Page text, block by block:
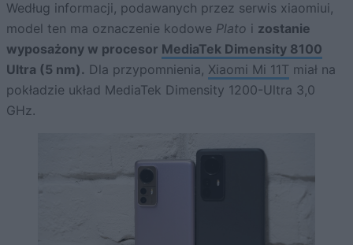
Według informacji, podawanych przez serwis xiaomiui,
model ten ma oznaczenie kodowe Plato i zostanie
wyposażony w procesor MediaTek Dimensity 8100
Ultra (5 nm). Dla przypomnienia, Xiaomi Mi 11T miał na
pokładzie układ MediaTek Dimensity 1200-Ultra 3,0
GHz.